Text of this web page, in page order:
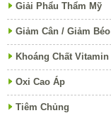
Giải Phẩu Thẩm Mỹ
Giảm Cân / Giảm Béo
Khoáng Chất Vitamin
Oxi Cao Áp
Tiêm Chủng